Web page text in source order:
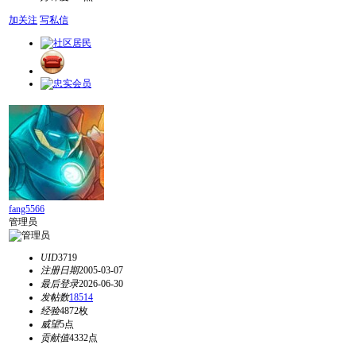
加关注 写私信
fang5566
管理员
UID3719
注册日期2005-03-07
最后登录2026-06-30
发帖数18514
经验4872枚
威望5点
贡献值4332点